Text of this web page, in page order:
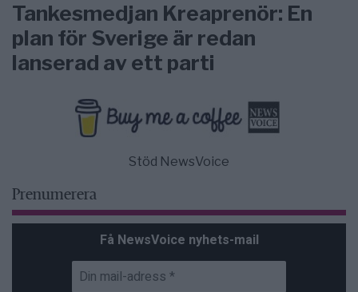
Tankesmedjan Kreaprenör: En
plan för Sverige är redan
lanserad av ett parti
Stöd NewsVoice
Prenumerera
Få NewsVoice nyhets-mail